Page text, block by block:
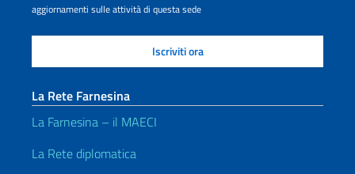
aggiornamenti sulle attività di questa sede
La Rete Farnesina
La Farnesina – il MAECI
La Rete diplomatica